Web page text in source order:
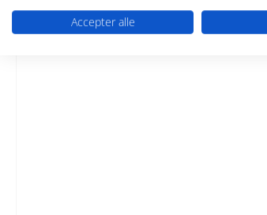
Accepter alle